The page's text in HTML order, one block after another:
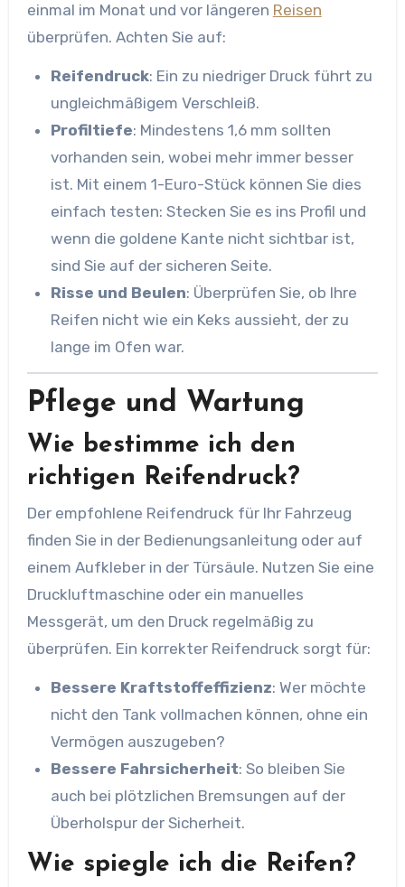
einmal im Monat und vor längeren Reisen
überprüfen. Achten Sie auf:
Reifendruck: Ein zu niedriger Druck führt zu
ungleichmäßigem Verschleiß.
Profiltiefe: Mindestens 1,6 mm sollten
vorhanden sein, wobei mehr immer besser
ist. Mit einem 1-Euro-Stück können Sie dies
einfach testen: Stecken Sie es ins Profil und
wenn die goldene Kante nicht sichtbar ist,
sind Sie auf der sicheren Seite.
Risse und Beulen: Überprüfen Sie, ob Ihre
Reifen nicht wie ein Keks aussieht, der zu
lange im Ofen war.
Pflege und Wartung
Wie bestimme ich den
richtigen Reifendruck?
Der empfohlene Reifendruck für Ihr Fahrzeug
finden Sie in der Bedienungsanleitung oder auf
einem Aufkleber in der Türsäule. Nutzen Sie eine
Druckluftmaschine oder ein manuelles
Messgerät, um den Druck regelmäßig zu
überprüfen. Ein korrekter Reifendruck sorgt für:
Bessere Kraftstoffeffizienz: Wer möchte
nicht den Tank vollmachen können, ohne ein
Vermögen auszugeben?
Bessere Fahrsicherheit: So bleiben Sie
auch bei plötzlichen Bremsungen auf der
Überholspur der Sicherheit.
Wie spiegle ich die Reifen?